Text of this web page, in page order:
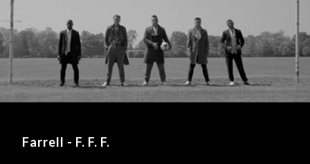
Farrell - F. F. F.